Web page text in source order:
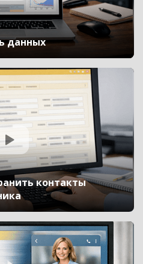
данных
контакты